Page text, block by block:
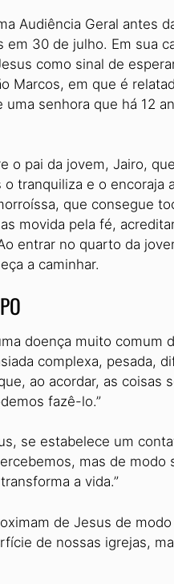
Audiência Geral antes
em 30 de julho. Em sua
como sinal de
Marcos, em que é
senhora que há 12
o pai da jovem, Jairo,
tranquiliza e o encoraja
que consegue
movida pela fé,
entrar no quarto da
a caminhar.
doença muito comum
complexa, pesada,
ao acordar, as coisas
fazê-lo.”
se estabelece um
mas de modo
a vida.”
de Jesus de
de nossas igrejas,